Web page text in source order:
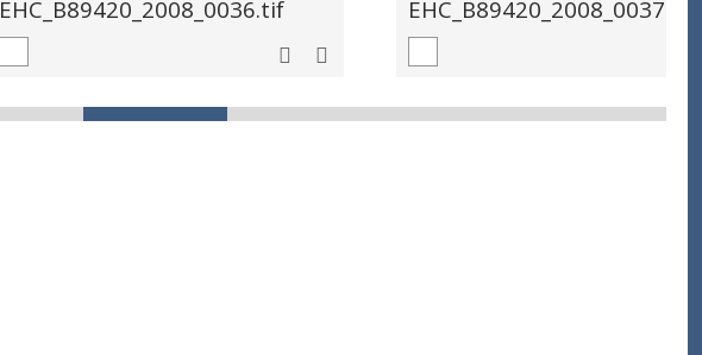
EHC_B89420_2008_0036.tif EHC_B89420_2008_0037.tif